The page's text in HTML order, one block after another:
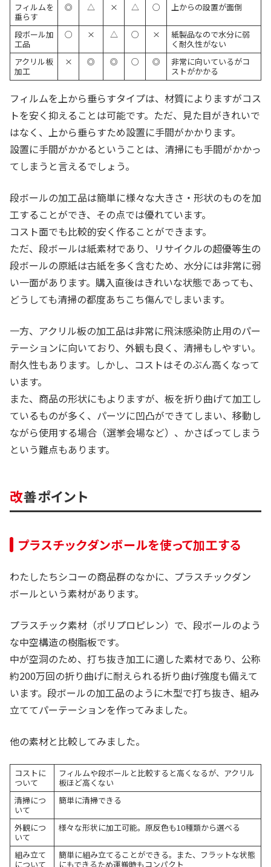
フィルムを
垂らす
◎ △ × △ ○ 上からの設置が面倒
段ボール加
工品
○ × △ ○ ×
紙製品なので水分に弱
く耐久性がない
アクリル板
加工
× ◎ ◎ ○ ◎
非常に向いているがコ
ストがかかる
フィルムを上から垂らすタイプは、材質によりますがコス
トを安く抑えることは可能です。ただ、見た目がきれいで
はなく、上から垂らすため設置に手間がかかります。
設置に手間がかかるということは、清掃にも手間がかかっ
てしまうと言えるでしょう。
段ボールの加工品は簡単に様々な大きさ・形状のものを加
工することができ、その点では優れています。
コスト面でも比較的安く作ることができます。
ただ、段ボールは紙素材であり、リサイクルの超優等生の
段ボールの原紙は古紙を多く含むため、水分には非常に弱
い一面があります。購入直後はきれいな状態であっても、
どうしても清掃の都度あちこち傷んでしまいます。
一方、アクリル板の加工品は非常に飛沫感染防止用のパー
テーションに向いており、外観も良く、清掃もしやすい。
耐久性もあります。しかし、コストはそのぶん高くなって
います。
また、商品の形状にもよりますが、板を折り曲げて加工し
ているものが多く、パーツに凹凸ができてしまい、移動し
ながら使用する場合（選挙会場など）、かさばってしまう
という難点もあります。
改善ポイント
プラスチックダンボールを使って加工する
わたしたちシコーの商品群のなかに、プラスチックダン
ボールという素材があります。
プラスチック素材（ポリプロピレン）で、段ボールのよう
な中空構造の樹脂板です。
中が空洞のため、打ち抜き加工に適した素材であり、公称
約200万回の折り曲げに耐えられる折り曲げ強度も備えて
います。段ボールの加工品のように木型で打ち抜き、組み
立ててパーテーションを作ってみました。
他の素材と比較してみました。
コストに
ついて
フィルムや段ボールと比較すると高くなるが、アクリル
板ほど高くない
清掃につ
いて
簡単に清掃できる
外観につ
いて
様々な形状に加工可能。原反色も10種類から選べる
組み立て
について
簡単に組み立てることができる。また、フラットな状態
にもできるため運搬時もコンパクト